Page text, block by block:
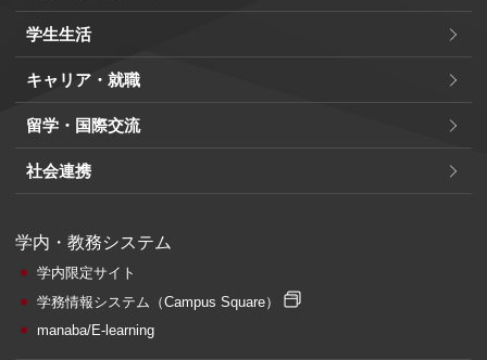
学生生活
キャリア・就職
留学・国際交流
社会連携
学内・教務システム
学内限定サイト
学務情報システム （Campus Square）
manaba/E-learning